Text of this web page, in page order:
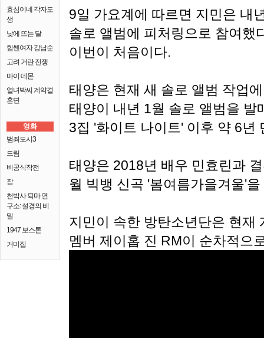
효심이네 각자도
생
낮에 뜨는 달
힘쎈여자 강남순
고려 거란 전쟁
마이 데몬
열녀박씨 계약결
혼뎐
영화
범죄도시3
드림
비공식작전
잠
천박사 퇴마 연
구소: 설경의 비
밀
1947 보스톤
거미집
9일 가요계에 따르면 지민은 내
솔로 앨범에 피처링으로 참여했
이번이 처음이다.
태양은 현재 새 솔로 앨범 작업
태양이 내년 1월 솔로 앨범을
3집 '화이트 나이트' 이후 약 6년
태양은 2018년 배우 민효린과
월 빅뱅 신곡 '봄여름가을겨울'
지민이 속한 방탄소년단은 현재
멤버 제이홉 진 RM이 순차적으